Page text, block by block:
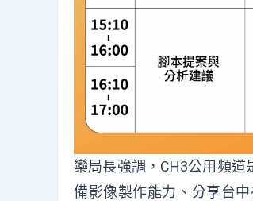
欒局長強調，CH3公用頻
備影像製作能力、分享台